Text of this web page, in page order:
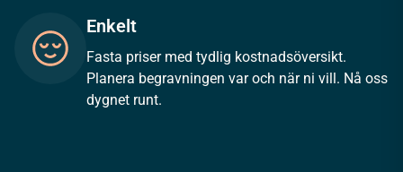
Enkelt
Fasta priser med tydlig kostnadsöversikt.
Planera begravningen var och när ni vill. Nå oss
dygnet runt.